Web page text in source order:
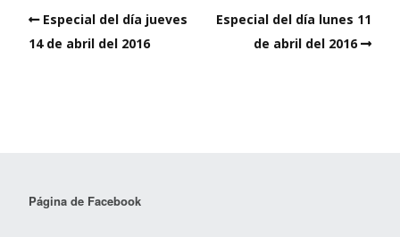
Especial del día jueves
14 de abril del 2016
Especial del día lunes 11
de abril del 2016
Página de Facebook